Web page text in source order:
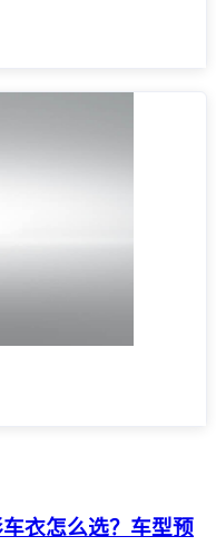
衣怎么选？车型预